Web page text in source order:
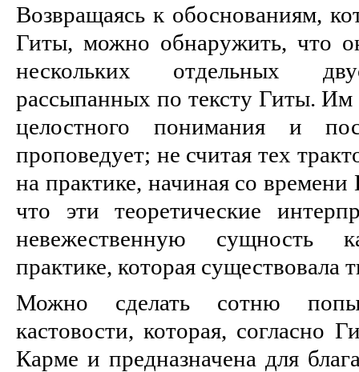
Возвращаясь к обоснованиям,
Гиты, можно обнаружить, что
нескольких отдельных
рассыпанных по тексту Гиты. Им
целостного понимания и
проповедует; не считая тех
на практике, начиная со
что эти теоретические
невежественную сущность
практике, которая существовала
Можно сделать сотню
кастовости, которая, согласно
Карме и предназначена для